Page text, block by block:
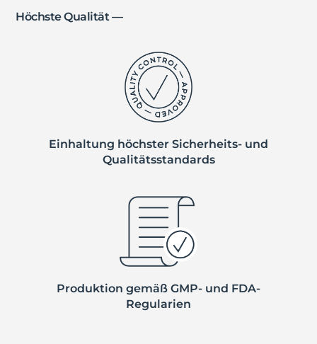
Business Plan. Dies ermöglichte die Suche nach
Investoren und die Gründung von Purenum. Das
Förderung für ein weiteres Projekt: "mediGLUE –
Entwicklung innovativer biomimetischer
Klebstoffe für medizinische Anwendungen".
Dieses Projekt untersucht neben offenen Fragen
Klebstoff zur Fixierung von Knochensplittern,
besonders bei Gelenkknochen.
Im Mai 2021 wurde das Produkt mediNiK
zertifiziert. Es kann seitdem europaweit am
Patienten angewendet werden. Im Juni 2023
wurde die Purenum GmbH ein
Tochterunternehmen der FARCO-PHARMA
Höchste Qualität —
Einhaltung höchster Sicherheits- und
Qualitätsstandards
Produktion gemäß GMP- und FDA-
Regularien